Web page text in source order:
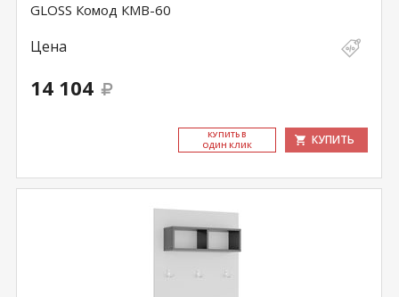
GLOSS Комод КМВ-60
Цена
14 104
КУ­ПИТЬ В
ОДИН КЛИК
КУПИТЬ